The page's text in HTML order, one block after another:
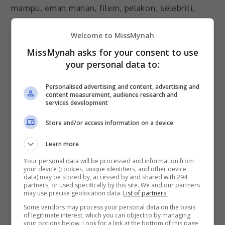
Eman Manan bersama pengarah dan barisan
pelakon filem “Takluk: Lahad Datu”
untuk meneruskan kerjayanya dalam bidang
lakonan selagi kudratnya termampu dan selagi
sesebuah karya yang ditawarkan kepadanya itu
serta adat.
“Kenapa perlu hadkan bidang ini? Adakah kerja ini
terlarang dan melanggar tatasulila? Apabila
sesebuah karya itu tidak melanggar pantang larang
dan adat, jadi mengapa tidak?
Welcome to MissMynah
MissMynah asks for your consent to use
your personal data to:
Personalised advertising and content, advertising and
content measurement, audience research and
services development
Store and/or access information on a device
Learn more
Your personal data will be processed and information from
your device (cookies, unique identifiers, and other device
data) may be stored by, accessed by and shared with 294
partners, or used specifically by this site. We and our partners
may use precise geolocation data. List of partners.
Some vendors may process your personal data on the basis
of legitimate interest, which you can object to by managing
your options below. Look for a link at the bottom of this page